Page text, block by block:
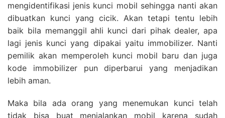
mengidentifikasi jenis kunci mobil sehingga nanti akan
dibuatkan kunci yang cicik. Akan tetapi tentu lebih
baik bila memanggil ahli kunci dari pihak dealer, apa
lagi jenis kunci yang dipakai yaitu immobilizer. Nanti
pemilik akan memperoleh kunci mobil baru dan juga
kode immobilizer pun diperbarui yang menjadikan
lebih aman.
Maka bila ada orang yang menemukan kunci telah
tidak bisa buat menjalankan mobil karena sudah